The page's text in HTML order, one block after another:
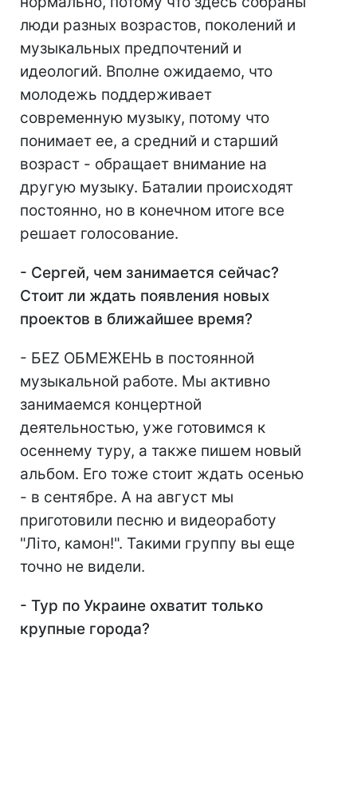
люди разных возрастов, поколений и
музыкальных предпочтений и
идеологий. Вполне ожидаемо, что
молодежь поддерживает
современную музыку, потому что
понимает ее, а средний и старший
возраст - обращает внимание на
другую музыку. Баталии происходят
постоянно, но в конечном итоге все
решает голосование.
- Сергей, чем занимается сейчас?
Стоит ли ждать появления новых
проектов в ближайшее время?
- БЕZ ОБМЕЖЕНЬ в постоянной
музыкальной работе. Мы активно
занимаемся концертной
деятельностью, уже готовимся к
осеннему туру, а также пишем новый
альбом. Его тоже стоит ждать осенью
- в сентябре. А на август мы
приготовили песню и видеоработу
"Лiто, камон!". Такими группу вы еще
точно не видели.
- Тур по Украине охватит только
крупные города?